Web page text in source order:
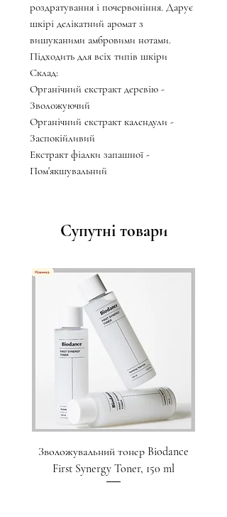
роздратування і почервоніння. Дарує
шкірі делікатний аромат з
вишуканими амбровими нотами.
Підходить для всіх типів шкіри
Склад:
Органічний екстракт деревію -
Зволожуючий
Органічний екстракт календули -
Заспокійливий
Екстракт фіалки запашної -
Пом'якшувальний
Супутні товари
Зволожувальний тонер Biodance
First Synergy Toner, 150 ml